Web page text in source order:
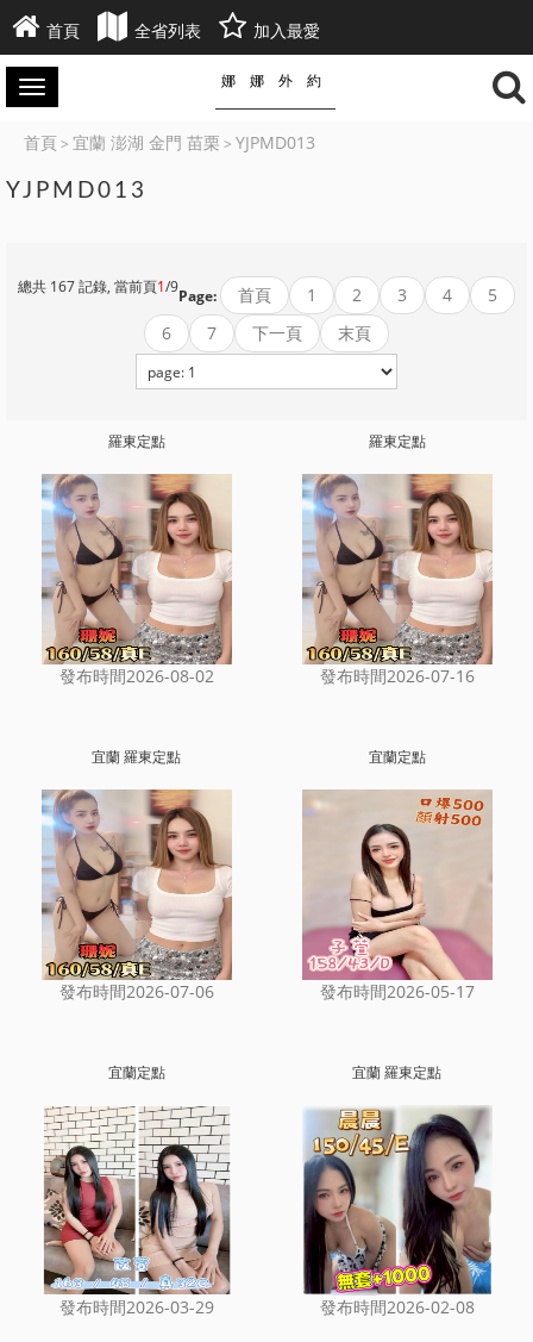
首頁 全省列表 加入最愛
娜娜外約
首頁> 宜蘭 澎湖 金門 苗栗 > YJPMD013
YJPMD013
Page:
總共 167 記錄, 當前頁1/9 首頁 1 2 3 4
5
6
7 下一頁 末頁
羅東定點
發布時間2026-08-02
羅東定點
發布時間2026-07-16
宜蘭 羅東定點
發布時間2026-07-06
宜蘭定點
發布時間2026-05-17
宜蘭定點
發布時間2026-03-29
宜蘭 羅東定點
發布時間2026-02-08